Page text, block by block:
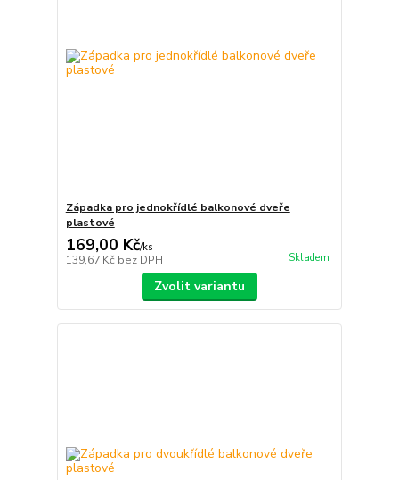
Západka pro jednokřídlé balkonové dveře
plastové
169,00 Kč/ks
139,67 Kč bez DPH Skladem
Zvolit variantu